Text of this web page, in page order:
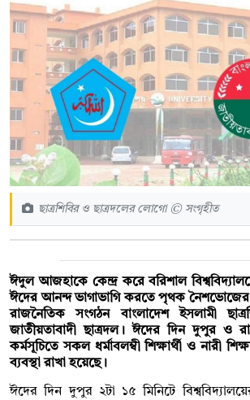
ছাত্রশিবির ও ছাত্রদলের লোগো © সংগৃহীত
ঈদুল আজহাকে কেন্দ্র করে বরিশাল
ঈদের আনন্দ ভাগাভাগি করতে পৃথক
রাজনৈতিক সংগঠন বাংলাদেশ ইসলামী
জাতীয়তাবাদী ছাত্রদল। ঈদের দিন দুপুর ও
কর্মসূচিতে সকল ধর্মাবলম্বী শিক্ষার্থী ও নারী
ব্যবস্থা রাখা হয়েছে।
ঈদের দিন দুপুর ২টা ১৫ মিনিটে